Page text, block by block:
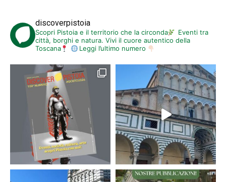
discoverpistoia
Scopri Pistoia e il territorio che la circonda
Eventi tra
città, borghi e natura. Vivi il cuore autentico della
Toscana
Leggi l’ultimo numero